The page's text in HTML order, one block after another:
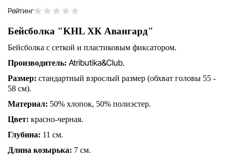
Рейтинг
Бейсболка "KHL ХК Авангард"
Бейсболка с сеткой и пластиковым фиксатором.
Производитель: Atributika&Club.
Размер: стандартный взрослый размер (обхват головы 55 -
58 см).
Материал: 50% хлопок, 50% полиэстер.
Цвет: красно-черная.
Глубина: 11 см.
Длина козырька: 7 см.